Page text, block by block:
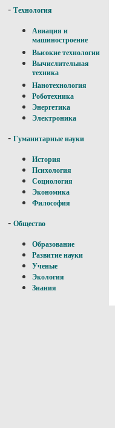
- Технология
Авиация и
машиностроение
Высокие технологии
Вычислительная
техника
Нанотехнология
Роботехника
Энергетика
Электроника
- Гуманитарные науки
История
Психология
Социология
Экономика
Философия
- Общество
Образование
Развитие науки
Ученые
Экология
Знания